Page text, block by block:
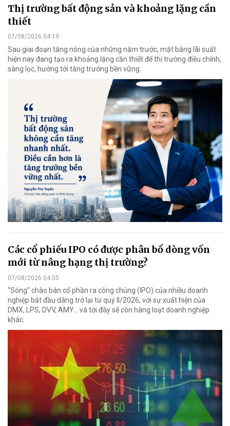
Thị trường bất động sản và khoảng lặng cần
thiết
07/08/2026 04:19
Sau giai đoạn tăng nóng của những năm trước, mặt bằng lãi suất
hiện nay đang tạo ra khoảng lặng cần thiết để thị trường điều chỉnh,
sàng lọc, hướng tới tăng trưởng bền vững.
Các cổ phiếu IPO có được phân bổ dòng vốn
mới từ nâng hạng thị trường?
07/08/2026 04:05
"Sóng" chào bán cổ phần ra công chúng (IPO) của nhiều doanh
nghiệp bắt đầu dâng trở lại từ quý II/2026, với sự xuất hiện của
DMX, LPS, DVV, AMY... và tới đây sẽ còn hàng loạt doanh nghiệp
khác.